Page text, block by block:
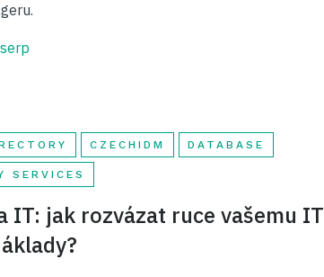
CZECHIDM DATABASE
SERVICES
IT: jak rozvázat ruce vašemu IT